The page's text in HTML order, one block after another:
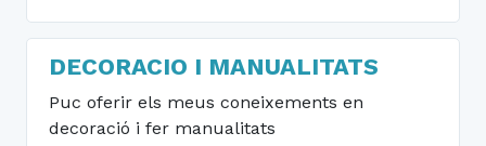
DECORACIO I MANUALITATS
Puc oferir els meus coneixements en
decoració i fer manualitats